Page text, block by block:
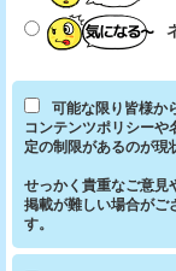
可能な限り皆様か
コンテンツポリシー
定の制限があるのが現
せっかく貴重なご意見
掲載が難しい場合がご
す。